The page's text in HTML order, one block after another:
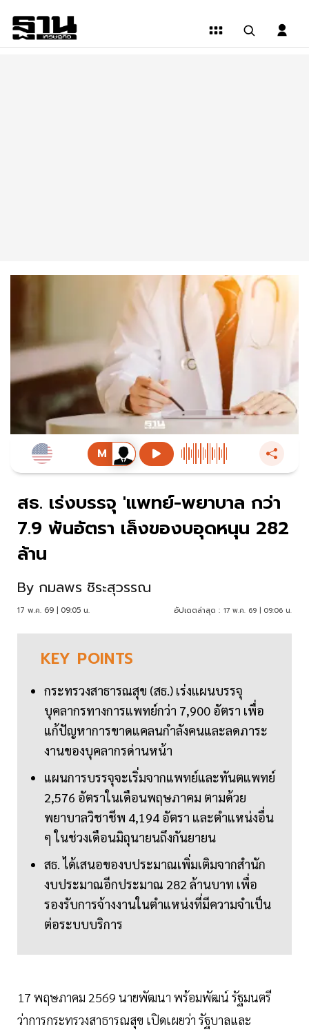
สธ. เร่งบรรจุ 'แพทย์-พยาบาล กว่า
7.9 พันอัตรา เล็งของบอุดหนุน 282
ล้าน
By กมลพร ชิระสุวรรณ
17 พ.ค. 69 | 09:05 น. อัปเดตล่าสุด : 17 พ.ค. 69 | 09:06 น.
KEY POINTS
กระทรวงสาธารณสุข (สธ.) เร่งแผนบรรจุ
บุคลากรทางการแพทย์กว่า 7,900 อัตรา เพื่อ
แก้ปัญหาการขาดแคลนกำลังคนและลดภาระ
งานของบุคลากรด่านหน้า
แผนการบรรจุจะเริ่มจากแพทย์และทันตแพทย์
2,576 อัตราในเดือนพฤษภาคม ตามด้วย
พยาบาลวิชาชีพ 4,194 อัตรา และตำแหน่งอื่น
ๆ ในช่วงเดือนมิถุนายนถึงกันยายน
สธ. ได้เสนอของบประมาณเพิ่มเติมจากสำนัก
งบประมาณอีกประมาณ 282 ล้านบาท เพื่อ
รองรับการจ้างงานในตำแหน่งที่มีความจำเป็น
ต่อระบบบริการ
17 พฤษภาคม 2569 นายพัฒนา พร้อมพัฒน์ รัฐมนตรี
ว่าการกระทรวงสาธารณสุข เปิดเผยว่า รัฐบาลและ